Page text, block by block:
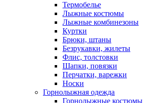
Термобелье
Лыжные костюмы
Лыжные комбинезоны
Куртки
Брюки, штаны
Безрукавки, жилеты
Флис, толстовки
Шапки, повязки
Перчатки, варежки
Носки
Горнолыжная одежда
Горнолыжные костюмы